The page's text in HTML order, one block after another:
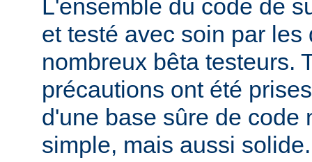
L'ensemble du code de
et testé avec soin par
nombreux bêta testeurs.
précautions ont été
d'une base sûre de code
simple, mais aussi